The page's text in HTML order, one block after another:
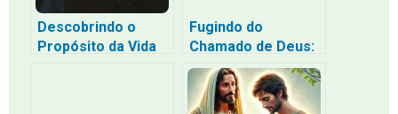
Descobrindo o
Propósito da Vida
Fugindo do
Chamado de Deus:
Enquanto as
Pessoas Sofrem –
O Fundo do Poço e